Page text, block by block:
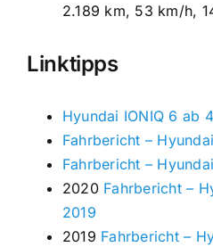
2.189 km, 53 km/h,
Linktipps
Hyundai IONIQ 6 ab
Fahrbericht –
Fahrbericht –
2020 Fahrbericht –
2019
2019 Fahrbericht –